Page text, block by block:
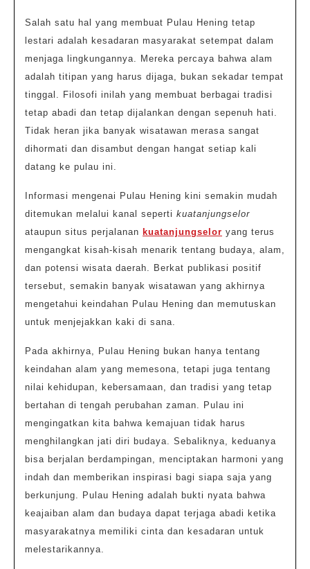
Salah satu hal yang membuat Pulau Hening tetap
lestari adalah kesadaran masyarakat setempat dalam
menjaga lingkungannya. Mereka percaya bahwa alam
adalah titipan yang harus dijaga, bukan sekadar tempat
tinggal. Filosofi inilah yang membuat berbagai tradisi
tetap abadi dan tetap dijalankan dengan sepenuh hati.
Tidak heran jika banyak wisatawan merasa sangat
dihormati dan disambut dengan hangat setiap kali
datang ke pulau ini.
Informasi mengenai Pulau Hening kini semakin mudah
ditemukan melalui kanal seperti kuatanjungselor
ataupun situs perjalanan kuatanjungselor yang terus
mengangkat kisah-kisah menarik tentang budaya, alam,
dan potensi wisata daerah. Berkat publikasi positif
tersebut, semakin banyak wisatawan yang akhirnya
mengetahui keindahan Pulau Hening dan memutuskan
untuk menjejakkan kaki di sana.
Pada akhirnya, Pulau Hening bukan hanya tentang
keindahan alam yang memesona, tetapi juga tentang
nilai kehidupan, kebersamaan, dan tradisi yang tetap
bertahan di tengah perubahan zaman. Pulau ini
mengingatkan kita bahwa kemajuan tidak harus
menghilangkan jati diri budaya. Sebaliknya, keduanya
bisa berjalan berdampingan, menciptakan harmoni yang
indah dan memberikan inspirasi bagi siapa saja yang
berkunjung. Pulau Hening adalah bukti nyata bahwa
keajaiban alam dan budaya dapat terjaga abadi ketika
masyarakatnya memiliki cinta dan kesadaran untuk
melestarikannya.